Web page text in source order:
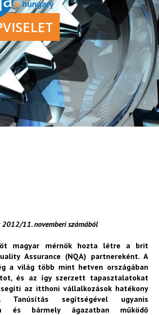
11. novemberi számából
magyar mérnök hozta létre a brit
Assurance (NQA) partnereként. A
a világ több mint hetven országában
és az így szerzett tapasztalatokat
segíti az itthoni vállalkozások hatékony
Tanúsítás segítségével ugyanis
és bármely ágazatban működő